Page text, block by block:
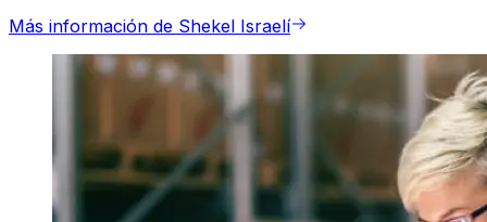
Más información de Shekel Israelí